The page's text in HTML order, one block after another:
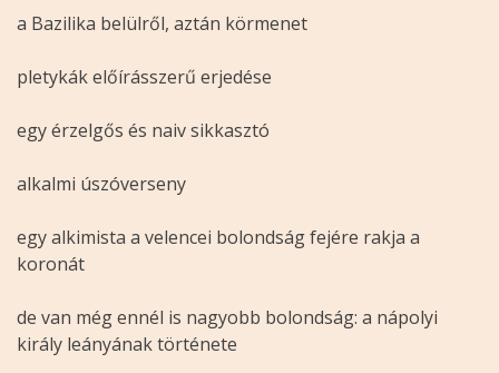
a Bazilika belülről, aztán körmenet
pletykák előírásszerű erjedése
egy érzelgős és naiv sikkasztó
alkalmi úszóverseny
egy alkimista a velencei bolondság fejére rakja a
koronát
de van még ennél is nagyobb bolondság: a nápolyi
király leányának története